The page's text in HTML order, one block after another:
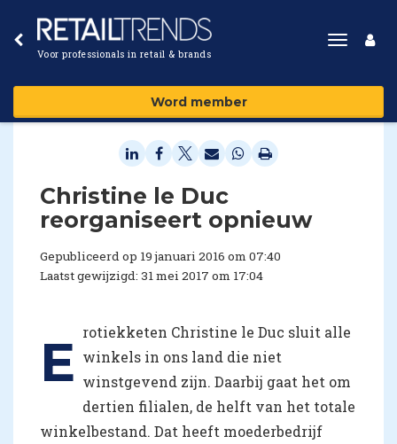
Voor professionals in retail & brands
Toggle
Word member
​Christine le Duc
reorganiseert opnieuw
Gepubliceerd op 19 januari 2016 om 07:40
Laatst gewijzigd: 31 mei 2017 om 17:04
E rotiekketen Christine le Duc sluit alle
winkels in ons land die niet
winstgevend zijn. Daarbij gaat het om
dertien filialen, de helft van het totale
winkelbestand. Dat heeft moederbedrijf